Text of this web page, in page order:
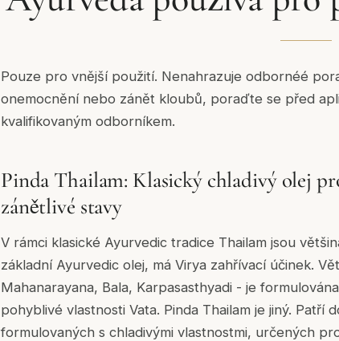
Pouze pro vnější použití. Nenahrazuje odbornéé
onemocnění nebo zánět kloubů, poraďte se před
kvalifikovaným odborníkem.
Pinda Thailam: Klasický chladivý olej
zánětlivé stavy
V rámci klasické Ayurvedic tradice Thailam jsou
základní Ayurvedic olej, má Virya zahřívací účinek.
Mahanarayana, Bala, Karpasasthyadi - je
pohyblivé vlastnosti Vata. Pinda Thailam je jiný. Patří
formulovaných s chladivými vlastnostmi, určených